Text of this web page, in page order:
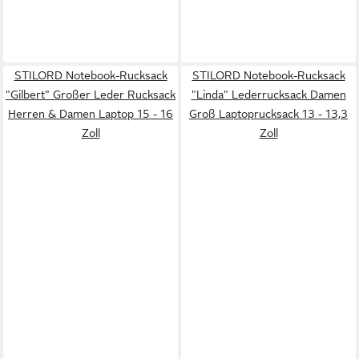
STILORD Notebook-Rucksack
"Gilbert" Großer Leder Rucksack
Herren & Damen Laptop 15 - 16
Zoll
STILORD Notebook-Rucksack
"Linda" Lederrucksack Damen
Groß Laptoprucksack 13 - 13,3
Zoll